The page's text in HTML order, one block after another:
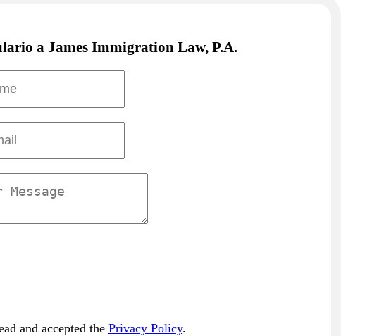
a James Immigration Law, P.A.
and accepted the Privacy Policy.